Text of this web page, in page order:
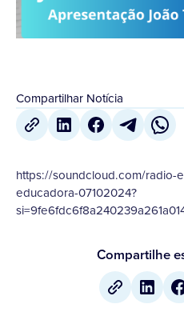
Compartilhar Notícia
https://soundcloud.com/radio-
educadora-07102024?
Compartilhe